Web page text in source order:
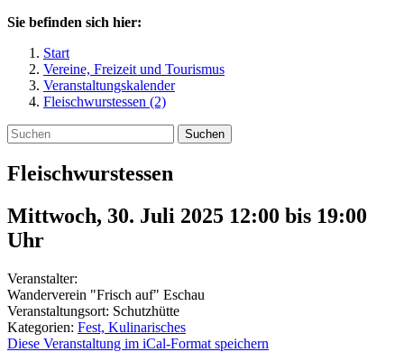
Sie befinden sich hier:
Start
Vereine, Freizeit und Tourismus
Veranstaltungskalender
Fleischwurstessen (2)
Suchen
Fleischwurstessen
Mittwoch, 30. Juli 2025 12:00 bis 19:00
Uhr
Veranstalter:
Wanderverein "Frisch auf" Eschau
Veranstaltungsort: Schutzhütte
Kategorien: Fest, Kulinarisches
Diese Veranstaltung im iCal-Format speichern